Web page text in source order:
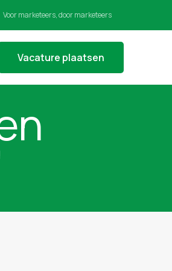
Voor marketeers, door marketeers
Vacature plaatsen